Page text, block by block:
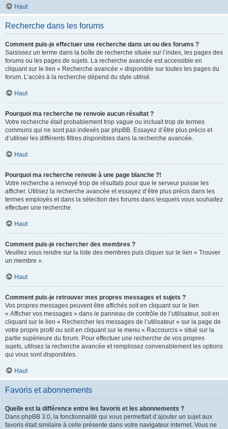
Haut
Recherche dans les forums
Comment puis-je effectuer une recherche dans un ou des forums ?
Saisissez un terme dans la boîte de recherche située sur l’index, les pages des
forums ou les pages de sujets. La recherche avancée est accessible en
cliquant sur le lien « Recherche avancée » disponible sur toutes les pages du
forum. L’accès à la recherche dépend du style utilisé.
Haut
Pourquoi ma recherche ne renvoie aucun résultat ?
Votre recherche était probablement trop vague ou incluait trop de termes
communs qui ne sont pas indexés par phpBB. Essayez d’être plus précis et
d’utiliser les différents filtres disponibles dans la recherche avancée.
Haut
Pourquoi ma recherche renvoie à une page blanche ?!
Votre recherche a renvoyé trop de résultats pour que le serveur puisse les
afficher. Utilisez la recherche avancée et essayez d’être plus précis dans les
termes employés et dans la sélection des forums dans lesquels vous souhaitez
effectuer une recherche.
Haut
Comment puis-je rechercher des membres ?
Veuillez vous rendre sur la liste des membres puis cliquer sur le lien « Trouver
un membre ».
Haut
Comment puis-je retrouver mes propres messages et sujets ?
Vos propres messages peuvent être affichés soit en cliquant sur le lien
« Afficher vos messages » dans le panneau de contrôle de l’utilisateur, soit en
cliquant sur le lien « Rechercher les messages de l’utilisateur » sur la page de
votre propre profil ou soit en cliquant sur le menu « Raccourcis » situé sur la
partie supérieure du forum. Pour effectuer une recherche de vos propres
sujets, utilisez la recherche avancée et remplissez convenablement les options
qui vous sont disponibles.
Haut
Favoris et abonnements
Quelle est la différence entre les favoris et les abonnements ?
Dans phpBB 3.0, la fonctionnalité qui vous permettait d’ajouter un sujet aux
favoris était similaire à celle présente dans votre navigateur internet. Vous ne